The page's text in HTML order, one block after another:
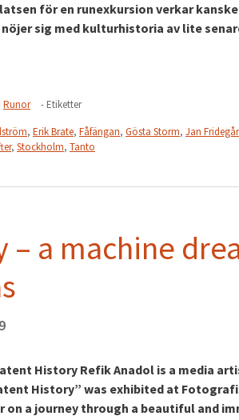
för en runexkursion verkar
sig med kulturhistoria av lite
Runor
- Etiketter
, Erik Brate, Fåfängan, Gösta Storm, Jan
, Stockholm, Tanto
– a machine
History Refik Anadol is a media
History” was exhibited at
a journey through a beautiful and